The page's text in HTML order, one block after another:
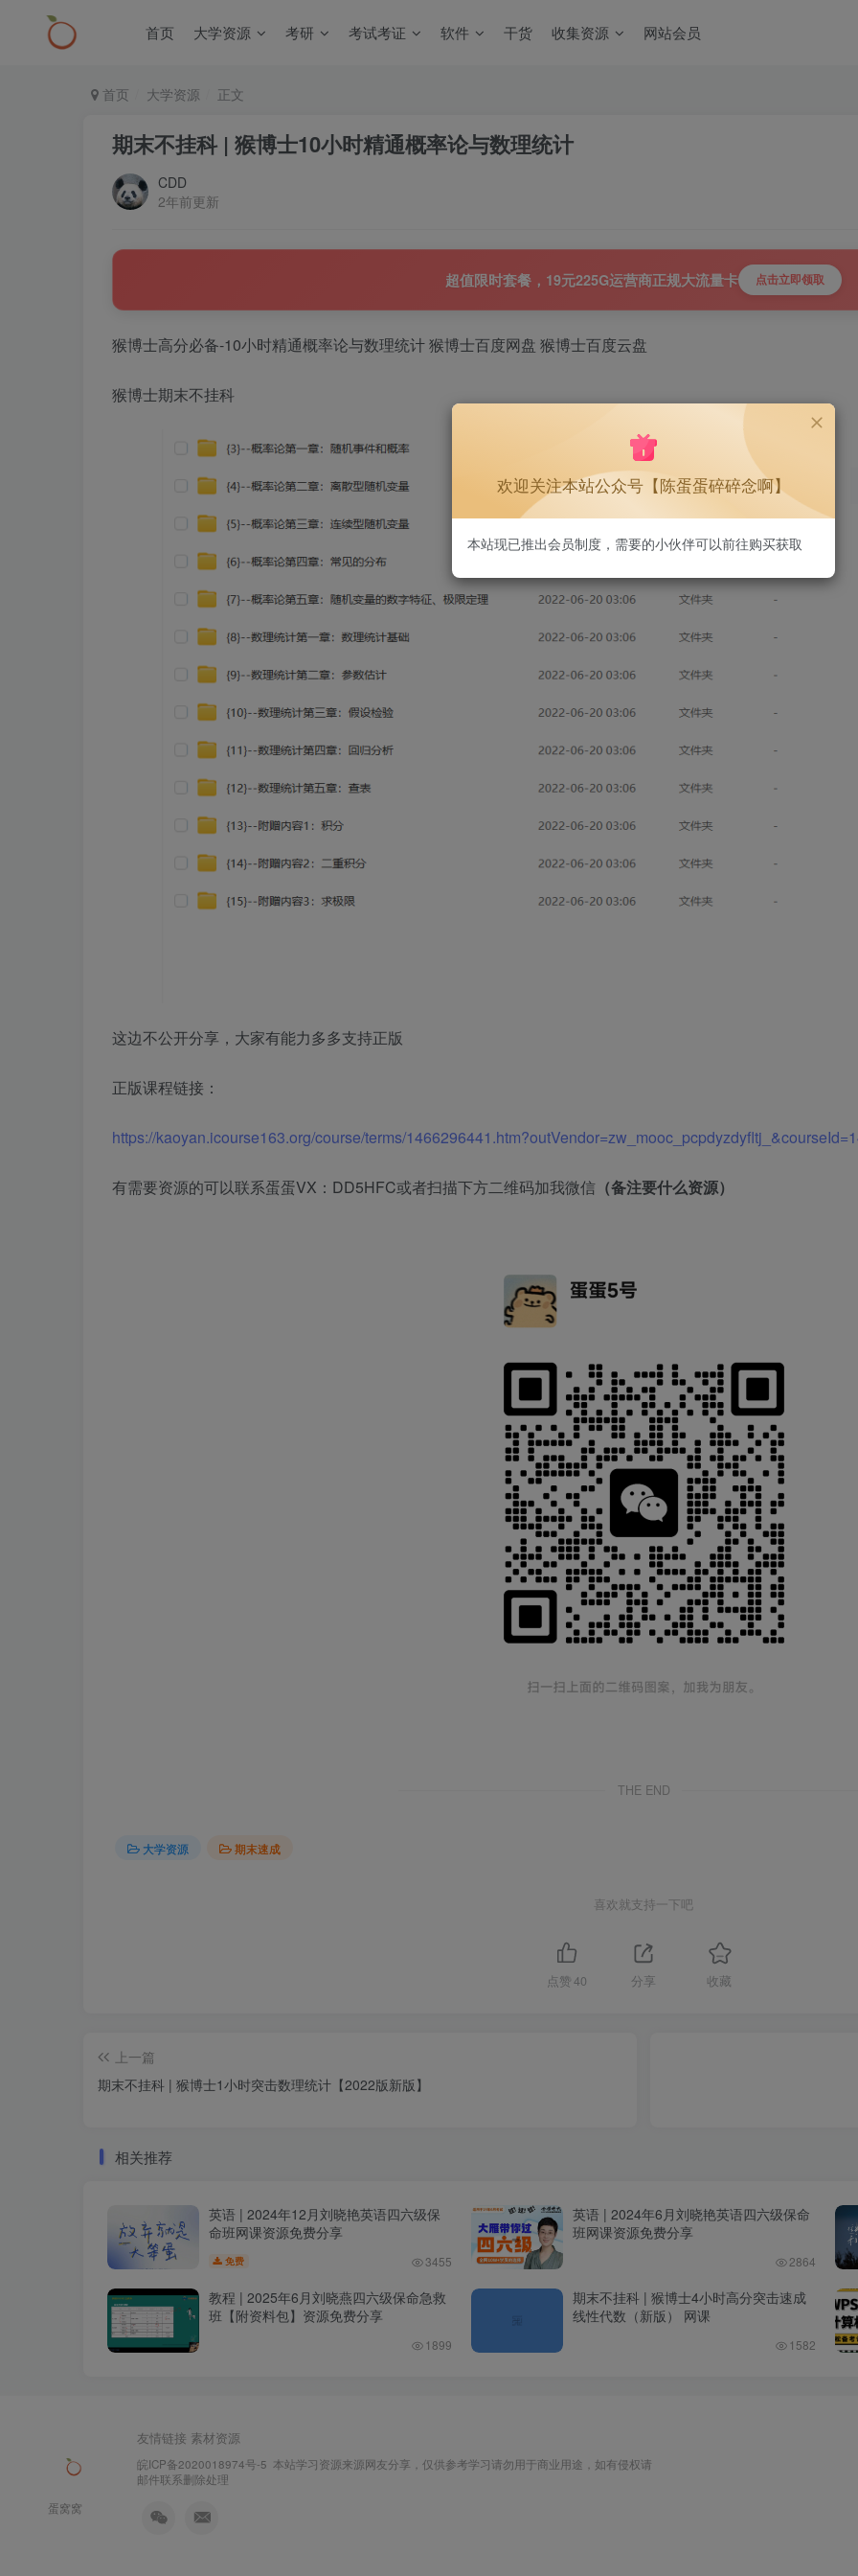
首页 大学资源 考研 考试考证 软件 干货 收集资源 网站会员
首页 大学资源 正文
期末不挂科 | 猴博士10小时精通概率论与数理统计
CDD
2年前更新
超值限时套餐，19元225G运营商正规大流量卡 点击立即领取
猴博士高分必备-10小时精通概率论与数理统计 猴博士百度网盘 猴博士百度云盘
猴博士期末不挂科
这边不公开分享，大家有能力多多支持正版
正版课程链接：
https://kaoyan.icourse163.org/course/terms/
有需要资源的可以联系蛋蛋VX：DD5HFC或者扫描下方二维码加我微信 （备注要什么资源）
THE END
大学资源 期末速成
喜欢就支持一下吧
点赞 40 分享 收藏
上一篇
期末不挂科 | 猴博士1小时突击数理统计【2022版新版】
相关推荐
英语 | 2024年12月刘晓艳英语四六级保
命班网课资源免费分享
免费 3455
英语 | 2024年6月刘晓艳英语四六级保命
班网课资源免费分享
2864
教程 | 2025年6月刘晓燕四六级保命急救
班【附资料包】资源免费分享
1899
期末不挂科 | 猴博士4小时高分突击速成
线性代数（新版） 网课
1582
蛋窝窝
友情链接 素材资源
皖ICP备2020018974号-5 本站学习资源来源网友分享，仅供参考学习请勿用于商业用途，如有侵权请
邮件联系删除处理
欢迎关注本站公众号【陈蛋蛋碎碎念啊】
本站现已推出会员制度，需要的小伙伴可以前往购买获取